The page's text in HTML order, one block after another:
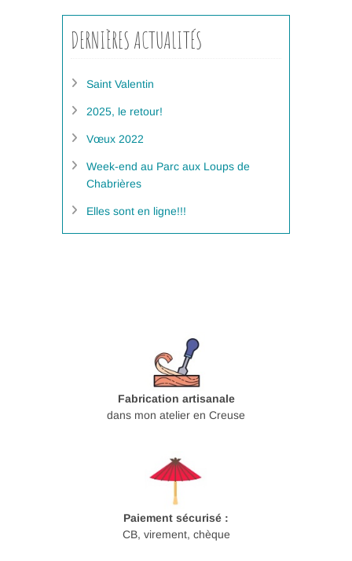
DERNIÈRES ACTUALITÉS
Saint Valentin
2025, le retour!
Vœux 2022
Week-end au Parc aux Loups de
Chabrières
Elles sont en ligne!!!
Fabrication artisanale
dans mon atelier en Creuse
Paiement sécurisé :
CB, virement, chèque